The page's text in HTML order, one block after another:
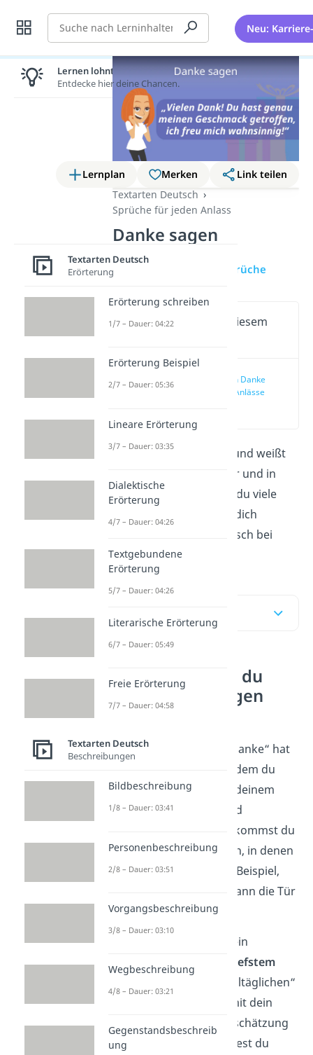
Suche Neu:
Lernplan Merken
Link teilen
Textarten Deutsch
Sprüche für jeden Anlass
Danke sagen
Danke Sprüche
Wichtige Inhalte in diesem
Menschen Danke
sagen — Anlässe
Du willstDanke sagen
und weißt
nicht so recht, wie? Hier und in
unseremVideo
findest du viele
Beispiele dafür, wie du dich
aufrichtig und authentisch bei
jemandem bedankst!
Worauf solltest du
beim Danke sagen
achten?
Das kleine Wörtchen „Danke“ hat
eine große Wirkung: Indem du
Danke sagst, zeigst du deinem
Gegenüber
und
. Dabei kommst du
tagtäglich in Situationen, in denen
du dich bedankst. Zum Beispiel,
wenn dir dein Vordermann die Tür
aufhält.
Umso wichtiger ist es, ein
Dankeschön, das
von tiefstem
, vom „alltäglichen“
Danke abzuheben. Damit dein
Gegenüber deine Wertschätzung
auch spüren kann, solltest du
Lernen lohnt sich!
Entdecke hier deine Chancen.
Textarten Deutsch
Erörterung
Erörterung schreiben
1/7 – Dauer: 04:22
Erörterung Beispiel
2/7 – Dauer: 05:36
Lineare Erörterung
3/7 – Dauer: 03:35
Dialektische
Erörterung
4/7 – Dauer: 04:26
Textgebundene
Erörterung
5/7 – Dauer: 04:26
Literarische Erörterung
6/7 – Dauer: 05:49
Freie Erörterung
7/7 – Dauer: 04:58
Textarten Deutsch
Beschreibungen
Bildbeschreibung
1/8 – Dauer: 03:41
Personenbeschreibung
2/8 – Dauer: 03:51
Vorgangsbeschreibung
3/8 – Dauer: 03:10
Wegbeschreibung
4/8 – Dauer: 03:21
Gegenstandsbeschreib
ung